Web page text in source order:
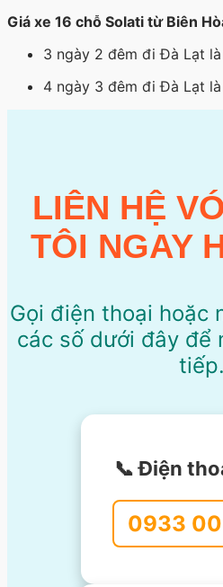
Giá xe 16 chỗ Solati từ Biên
3 ngày 2 đêm đi Đà Lạt
4 ngày 3 đêm đi Đà Lạt
LIÊN HỆ
TÔI NGAY
Gọi điện thoại hoặc
các số dưới đây để
tiếp.
📞 Điện
0933